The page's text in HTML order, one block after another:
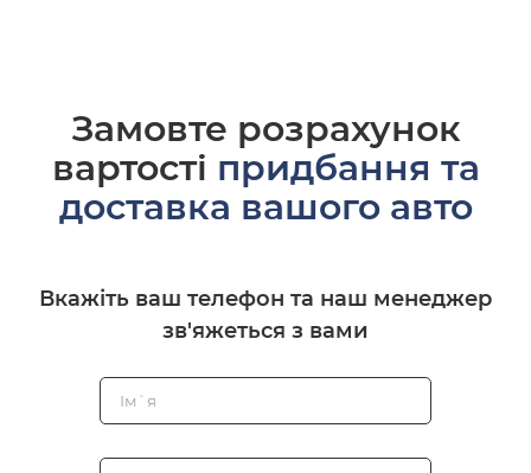
Замовте розрахунок
вартості придбання та
доставка вашого авто
Вкажіть ваш телефон та наш менеджер
зв'яжеться з вами